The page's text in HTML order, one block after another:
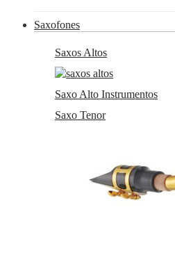
Saxofones
Saxos Altos
Saxo Alto Instrumentos
Saxo Tenor